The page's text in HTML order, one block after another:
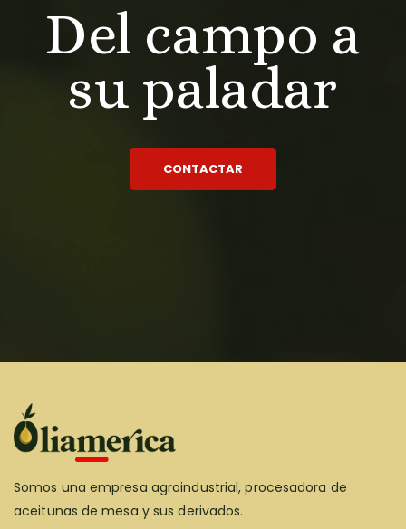
Del campo a
su paladar
CONTACTAR
Somos una empresa agroindustrial, procesadora de
aceitunas de mesa y sus derivados.